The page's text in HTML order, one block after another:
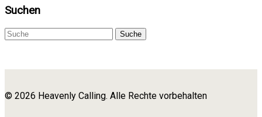
Suchen
Suche
© 2026 Heavenly Calling. Alle Rechte vorbehalten